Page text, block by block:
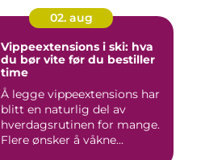
02. aug
Vippeextensions i ski: hva
du bør vite før du bestiller
time
Å legge vippeextensions har
blitt en naturlig del av
hverdagsrutinen for mange.
Flere ønsker å våkne...